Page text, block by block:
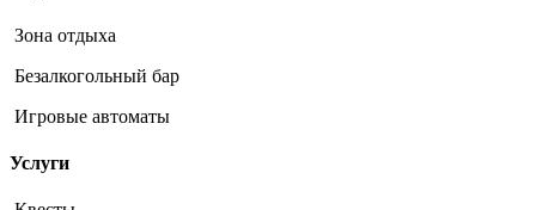
Зона отдыха
Безалкогольный бар
Игровые автоматы
Услуги